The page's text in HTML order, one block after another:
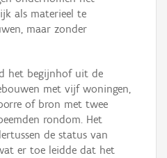
als materieel te
maar zonder
het begijnhof uit de
met vijf woningen,
of bron met twee
rondom. Het
de status van
er toe leidde dat het